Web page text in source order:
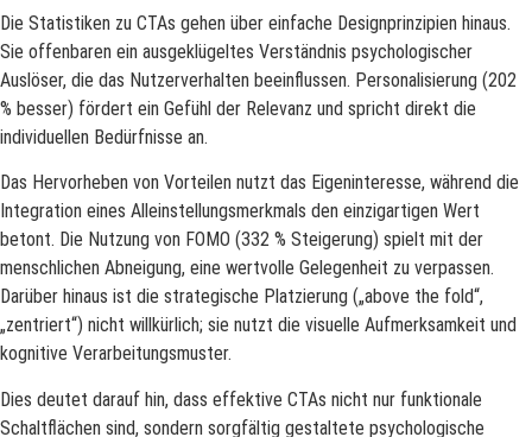
Die Statistiken zu CTAs gehen über einfache Designprinzipien hinaus.
Sie offenbaren ein ausgeklügeltes Verständnis psychologischer
Auslöser, die das Nutzerverhalten beeinflussen. Personalisierung (202
% besser) fördert ein Gefühl der Relevanz und spricht direkt die
individuellen Bedürfnisse an.
Das Hervorheben von Vorteilen nutzt das Eigeninteresse, während die
Integration eines Alleinstellungsmerkmals den einzigartigen Wert
betont. Die Nutzung von FOMO (332 % Steigerung) spielt mit der
menschlichen Abneigung, eine wertvolle Gelegenheit zu verpassen.
Darüber hinaus ist die strategische Platzierung („above the fold“,
„zentriert“) nicht willkürlich; sie nutzt die visuelle Aufmerksamkeit und
kognitive Verarbeitungsmuster.
Dies deutet darauf hin, dass effektive CTAs nicht nur funktionale
Schaltflächen sind, sondern sorgfältig gestaltete psychologische